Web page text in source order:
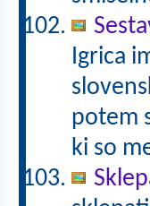
Igrica
potem
ki so